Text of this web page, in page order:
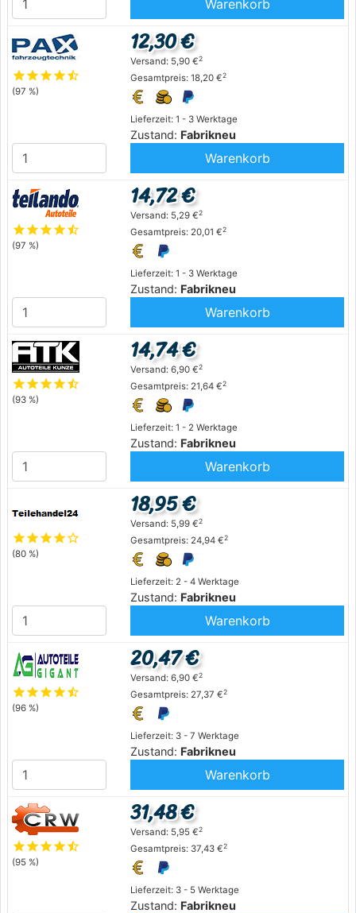
Warenkorb
starstarstarstarstar_half
(97 %)
Lieferzeit: 1 - 3 Werktage
Zustand: Fabrikneu
12,30 €
Versand: 5,90 €2
Gesamtpreis: 18,20 €2
Warenkorb
starstarstarstarstar_half
(97 %)
Lieferzeit: 1 - 3 Werktage
Zustand: Fabrikneu
14,72 €
Versand: 5,29 €2
Gesamtpreis: 20,01 €2
Warenkorb
starstarstarstarstar_half
(93 %)
Lieferzeit: 1 - 2 Werktage
Zustand: Fabrikneu
14,74 €
Versand: 6,90 €2
Gesamtpreis: 21,64 €2
Warenkorb
starstarstarstarstar_outline
(80 %)
Lieferzeit: 2 - 4 Werktage
Zustand: Fabrikneu
18,95 €
Versand: 5,99 €2
Gesamtpreis: 24,94 €2
Warenkorb
starstarstarstarstar_half
(96 %)
Lieferzeit: 3 - 7 Werktage
Zustand: Fabrikneu
20,47 €
Versand: 6,90 €2
Gesamtpreis: 27,37 €2
Warenkorb
starstarstarstarstar_half
(95 %)
Lieferzeit: 3 - 5 Werktage
Zustand: Fabrikneu
31,48 €
Versand: 5,95 €2
Gesamtpreis: 37,43 €2